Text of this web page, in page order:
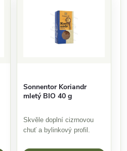
Sonnentor Koriandr
mletý BIO 40 g
Skvěle doplní cizrnovou
chuť a bylinkový profil.